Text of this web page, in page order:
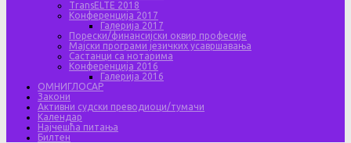
TransELTE 2018
Конференција 2017
Галерија 2017
Порески/финансијски оквир професије
Мајски програми језичких усавршавања
Састанци са нотарима
Конференција 2016
Галерија 2016
ОМНИГЛОСАР
Закони
Активни судски преводиоци/тумачи
Календар
Најчешћа питања
Билтен